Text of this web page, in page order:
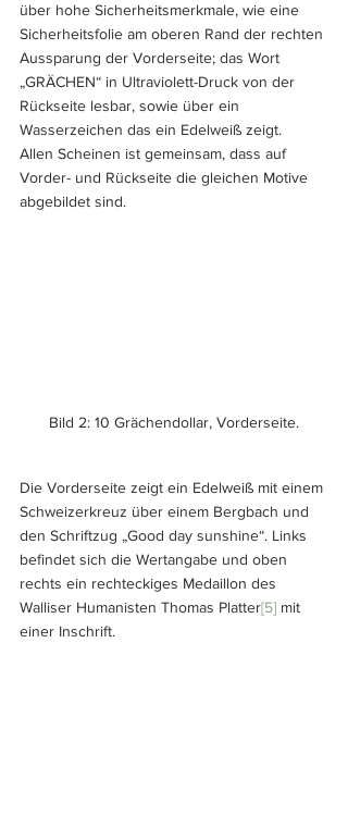
über hohe Sicherheitsmerkmale, wie eine
Sicherheitsfolie am oberen Rand der rechten
Aussparung der Vorderseite; das Wort
„GRÄCHEN“ in Ultraviolett-Druck von der
Rückseite lesbar, sowie über ein
Wasserzeichen das ein Edelweiß zeigt.
Allen Scheinen ist gemeinsam, dass auf
Vorder- und Rückseite die gleichen Motive
abgebildet sind.
Bild 2: 10 Grächendollar, Vorderseite.
Die Vorderseite zeigt ein Edelweiß mit einem
Schweizerkreuz über einem Bergbach und
den Schriftzug „Good day sunshine“. Links
befindet sich die Wertangabe und oben
rechts ein rechteckiges Medaillon des
Walliser Humanisten Thomas Platter[5] mit
einer Inschrift.